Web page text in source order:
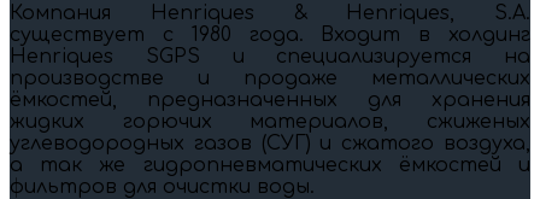
Компания Henriques & Henriques, S.A.
существует c 1980 года. Входит в холдинг
Henriques SGPS и специализируется на
производстве и продаже металлических
ёмкостей, предназначенных для хранения
жидких горючих материалов, сжиженых
углеводородных газов (СУГ) и сжатого воздуха,
а так же гидропневматических ёмкостей и
фильтров для очистки воды.